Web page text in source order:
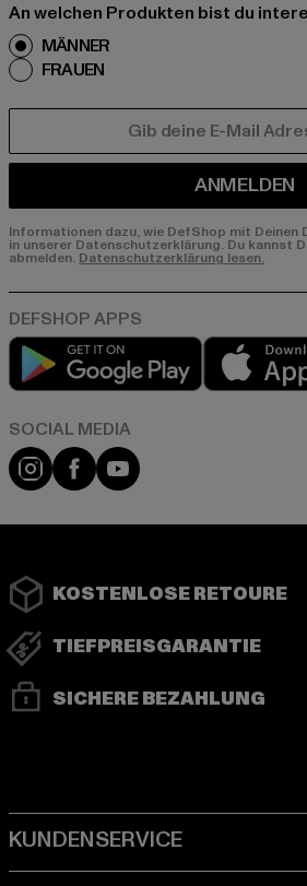
An welchen Produkten bist du
MÄNNER
FRAUEN
ANMELDEN
Informationen dazu, wie DefShop mit Deinen
in unserer Datenschutzerklärung. Du kannst
abmelden. Datenschutzerklärung lesen.
Play market
Instagram
FacebookYouTube
KOSTENLOSE RETOURE
TIEFPREISGARANTIE
SICHERE BEZAHLUNG